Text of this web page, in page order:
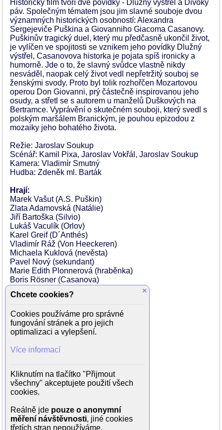
Historický film tvoří dvě povídky - Dlužný výstřel a Divoký
páv. Společným tématem jsou jim slavné souboje dvou
významných historických osobností: Alexandra
Sergejeviče Puškina a Giovanniho Giacoma Casanovy.
Puškinův tragický duel, který mu předčasně ukončil život,
je vylíčen ve spojitosti se vznikem jeho povídky Dlužný
výstřel, Casanovova historka je pojata spíš ironicky a
humorně. Jde o to, že slavný svůdce vlastně nikdy
nesváděl, naopak celý život vedl nepřetržitý souboj se
ženskými svody. Proto byl tolik rozhořčen Mozartovou
operou Don Giovanni, prý částečně inspirovanou jeho
osudy, a střetl se s autorem u manželů Duškových na
Bertramce. Vyprávění o skutečném souboji, který svedl s
polským maršálem Branickým, je pouhou epizodou z
mozaiky jeho bohatého života.
Režie: Jaroslav Soukup
Scénář: Kamil Pixa, Jaroslav Vokřál, Jaroslav Soukup
Kamera: Vladimír Smutný
Hudba: Zdeněk ml. Barták
Hrají:
Marek Vašut (A.S. Puškin)
Zlata Adamovská (Natálie)
Jiří Bartoška (Silvio)
Lukáš Vaculík (Orlov)
Karel Greif (D´Anthés)
Vladimír Ráž (Von Heeckeren)
Michaela Kuklová (nevěsta)
Pavel Nový (sekundant)
Marie Edith Plonnerová (hraběnka)
Boris Rösner (Casanova)
Jan Vávra (Branicki)
Zuzana Kocúriková (Josefina Dušková)
Katarína Kolajová (Dorotka)
Karin Davidová (Binettiová)
Lucie Bílá
Oldřich Hrůza
Michal Pešek
Zdeněk Podhůrský
Jiří Růžička
Pavel Rímský
Miloš Vávra
×
Chcete cookies?
Cookies používáme pro správné
fungování stránek a pro jejich
optimalizaci a vylepšení.
Více informací
Kliknutím na tlačítko "Přijmout
všechny" akceptujete použití všech
cookies.
Reálně jde pouze o anonymní
měření návštěvnosti, jiné cookies
třetích stran nepoužíváme.